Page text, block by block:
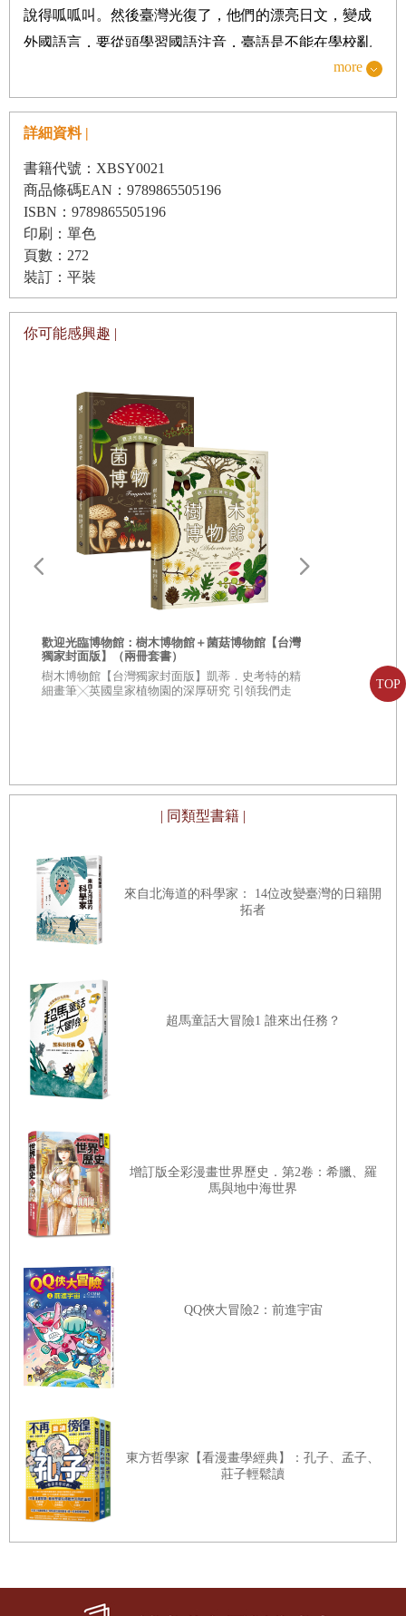
TOP
19. 常勝軍，真神氣！
說得呱呱叫。然後臺灣光復了，他們的漂亮日文，變成
外國語言，要從頭學習國語注音，臺語是不能在學校亂
他們經過戰亂，躲過空襲，吃過青蛙與番薯籤粥，在國
仇家恨中艱難的尋找認同，卻成為臺灣經濟起飛的主要
地。那是我的父母一輩，距今不過七八十年的光陰，其
實並不久遠。
嶺月女士是我的二姨，比我母親小四歲，光復時期，姊
妹先後就讀彰化女中，考入臺北女子師範學校，成為第
一批教授國語注音的教師。她們姊妹的情深，真正非比
尋常，從小到老從未遠離，人生路上總是攜手同行，互
我母親丁清霜女士，在鹿港任教四年之後，嫁到南投集
集的陳家，成為長媳。二姨則嫁給了我父親至交，鹿谷
鄉的林惟堯先生。林家雖同為南投的大家族，家風卻與
僅隔一水（濁水溪）之遙的集集陳家大不相同。
陳家投入政商，我祖父陳萬先生是臺灣第一屆省議員，
父親陳希哲先生後來也投入競選，成為當時省議會最年
輕的「五虎將」議員之一。陳家家規嚴謹，人脈廣闊，
交際頻繁，我母親投入家務已經忙碌不堪，公婆的要求
媳的肩上重擔。
母親最羨慕的就是自己的二妹，能夠以筆名嶺月，經營
別樹一幟。
撰寫專欄十多年，從不脫稿，篇篇又有新旨意。她的日
文根基深厚，翻譯《父親》、《交換日記》、《鄰居的
草坪》等多部日文小說，更著有《老三甲的故事》、
《和年輕媽媽聊天兒》、《聰明的爸爸》、《快樂的家
我和夫婿張明正及妹妹陳怡樺一起創辦趨勢科技，二姨
一路鼓勵支持，很關心我們事業上的種種發展，我喜歡
跟她分享，說一堆趨勢科技的故事給她聽。她卻總是在
我得意述說之後，沉下臉來，認真的問我「你的寫作
起自己未竟的文學夢，無言以對。
二姨是身體力行的人，她才不管我有多麼忙碌，就是要
帶著我參加女作家的聚會，讓我認識當時響噹噹的林海
音女士、薇薇夫人、簡靜惠女士等，推薦我的文章，讓
開，作品在《聯合報》家庭版、《國語日報》、《信誼
基金會》陸陸續續出現，不至於完全絕緣。如果不是二
姨的提醒與提攜，我想我會在科技的海裡迷航，找不到
自己，也回不去藝文界。
一九九八年，大悲與大喜同時襲來，就在趨勢科技於日
本風光上市的前一天，我們參加了二姨的告別式。我哭
腫雙眼，心中默默告訴二姨「我絕不會放棄寫作的」。
隔年，我出版了自己的第一本書，雖然是記錄趨勢科技
的發創與成長，無關文學藝術，但我彷彿看見二姨欣慰
的笑容。
：再見了 老三甲》（舊版書名《老三甲的故
more
詳細資料 |
書籍代號：XBSY0021
商品條碼EAN：9789865505196
ISBN：9789865505196
印刷：單色
頁數：272
裝訂：平裝
你可能感興趣 |
歡迎光臨博物館：樹木博物館＋菌菇博物館【台灣
獨家封面版】（兩冊套書）
樹木博物館【台灣獨家封面版】凱蒂．史考特的精
細畫筆╳英國皇家植物園的深厚研究 引領我們走
從疑問到思
人生思辨關
| 同類型書籍 |
來自北海道的科學家： 14位改變臺灣的日籍開
拓者
超馬童話大冒險1 誰來出任務？
增訂版全彩漫畫世界歷史．第2卷：希臘、羅
馬與地中海世界
QQ俠大冒險2：前進宇宙
東方哲學家【看漫畫學經典】：孔子、孟子、
莊子輕鬆讀